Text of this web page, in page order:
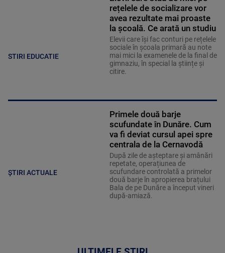
STIRI EDUCATIE
rețelele de socializare vor
avea rezultate mai proaste
la școală. Ce arată un studiu
Elevii care îşi fac conturi pe rețelele
sociale în școala primară au note
mai mici la examenele de la final de
gimnaziu, în special la științe și
citire.
ȘTIRI ACTUALE
Primele două barje
scufundate în Dunăre. Cum
va fi deviat cursul apei spre
centrala de la Cernavodă
După zile de așteptare și amânări
repetate, operațiunea de
scufundare controlată a primelor
două barje în apropierea brațului
Bala de pe Dunăre a început vineri
după-amiază.